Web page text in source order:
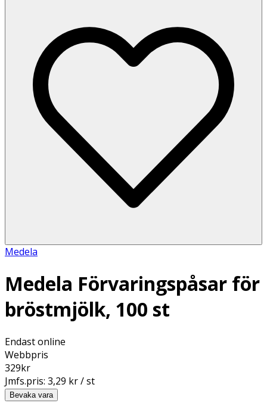
Medela
Medela Förvaringspåsar för
bröstmjölk, 100 st
Endast online
Webbpris
329kr
Jmfs.pris: 3,29 kr / st
Bevaka vara